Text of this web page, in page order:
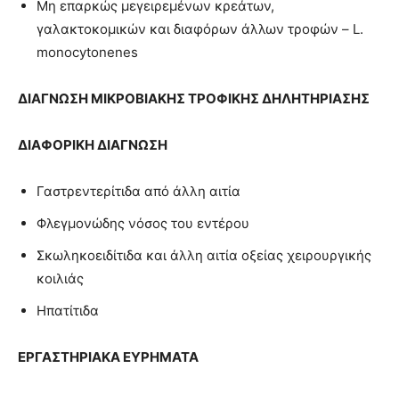
Μη επαρκώς μεγειρεμένων κρεάτων,
γαλακτοκομικών και διαφόρων άλλων τροφών – L.
monocytonenes
ΔΙΑΓΝΩΣΗ ΜΙΚΡΟΒΙΑΚΗΣ ΤΡΟΦΙΚΗΣ ΔΗΛΗΤΗΡΙΑΣΗΣ
ΔΙΑΦΟΡΙΚΗ ΔΙΑΓΝΩΣΗ
Γαστρεντερίτιδα από άλλη αιτία
Φλεγμονώδης νόσος του εντέρου
Σκωληκοειδίτιδα και άλλη αιτία οξείας χειρουργικής
κοιλιάς
Ηπατίτιδα
ΕΡΓΑΣΤΗΡΙΑΚΑ ΕΥΡΗΜΑΤΑ